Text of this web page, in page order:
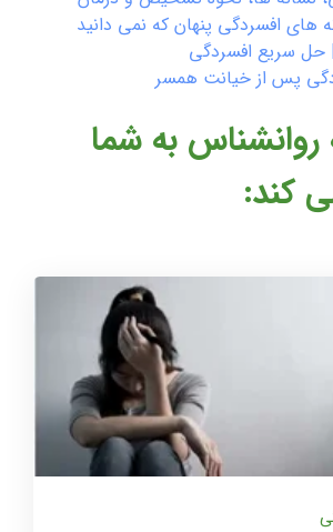
های افسردگی پنهان که نمی دانید
حل سریع افسردگی
پس از خیانت همسر
روانشناس به شما
کند: